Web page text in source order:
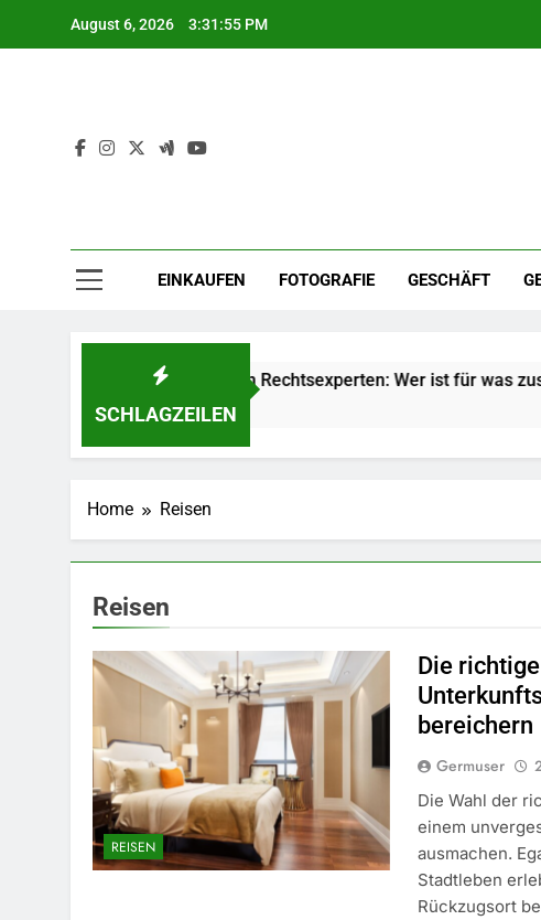
August 6, 2026 3:31:56 PM
EINKAUFEN FOTOGRAFIE GESCHÄFT
SCHLAGZEILEN
Arten von Rechtsexperten: Wer ist für was
Home Reisen
Reisen
REISEN
Die
bereichern
Germuser
Die Wahl der
einem
ausmachen.
Stadtleben
Rückzugsort